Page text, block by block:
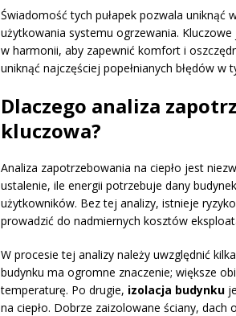
Świadomość tych pułapek pozwala
użytkowania systemu ogrzewania.
w harmonii, aby zapewnić komfort i
uniknąć najczęściej popełnianych błędów w
Dlaczego analiza
kluczowa?
Analiza zapotrzebowania na ciepło jest
ustalenie, ile energii potrzebuje dany
użytkowników. Bez tej analizy, istnieje
prowadzić do nadmiernych kosztów
W procesie tej analizy należy uwzględnić
budynku ma ogromne znaczenie; większe
temperaturę. Po drugie, izolacja budynku
na ciepło. Dobrze zaizolowane ściany, dach